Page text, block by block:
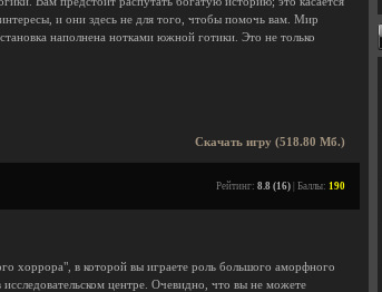
и они здесь не для того, чтобы помочь вам. Мир
наполнена нотками южной готики. Это не только
Скачать игру (518.80 Мб.)
Рейтинг: 8.8 (16) | Баллы: 190
хоррора", в которой вы играете роль большого аморфного
центре. Очевидно, что вы не можете